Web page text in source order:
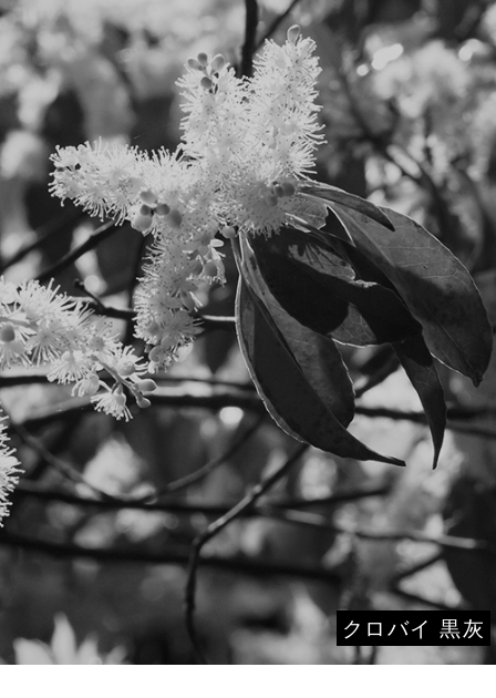
クロバイ 黒灰